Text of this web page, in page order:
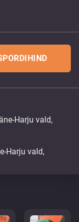
Harju vald,